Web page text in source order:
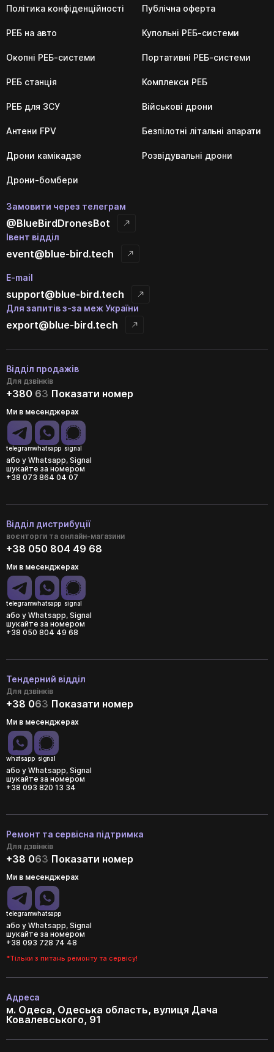
Політика конфіденційності Публічна оферта
РЕБ на авто Купольні РЕБ-системи
Окопні РЕБ-системи Портативні РЕБ-системи
РЕБ станція Комплекси РЕБ
РЕБ для ЗСУ Військові дрони
Антени FPV Безпілотні літальні апарати
Дрони камікадзе Розвідувальні дрони
Дрони-бомбери
Замовити через телеграм
@BlueBirdDronesBot
Івент відділ
event@blue-bird.tech
E-mail
support@blue-bird.tech
Для запитів з-за меж України
export@blue-bird.tech
Відділ продажів
Для дзвінків
+380 63 Показати номер
Ми в месенджерах
telegramwhatsapp signal
або у Whatsapp, Signal
шукайте за номером
+38 073 864 04 07
Відділ дистрибуції
воєнторги та онлайн-магазини
+38 050 804 49 68
Ми в месенджерах
telegramwhatsapp signal
або у Whatsapp, Signal
шукайте за номером
+38 050 804 49 68
Тендерний відділ
Для дзвінків
+38 063 Показати номер
Ми в месенджерах
whatsapp signal
або у Whatsapp, Signal
шукайте за номером
+38 093 820 13 34
Ремонт та сервісна підтримка
Для дзвінків
+38 063 Показати номер
Ми в месенджерах
telegramwhatsapp
або у Whatsapp, Signal
шукайте за номером
+38 093 728 74 48
*Тільки з питань ремонту та сервісу!
Адреса
м. Одеса, Одеська область, вулиця Дача
Ковалевського, 91